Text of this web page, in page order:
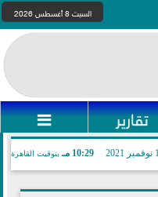
السبت 8 أغسطس 2026
تقارير 
10:29 مـ بتوقيت القاهرة